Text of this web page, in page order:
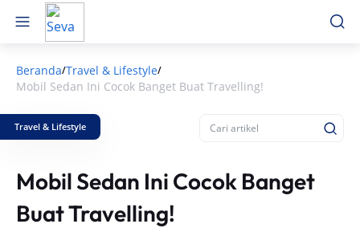
Beranda/Travel & Lifestyle/
Mobil Sedan Ini Cocok Banget Buat Travelling!
Travel & Lifestyle
Mobil Sedan Ini Cocok Banget
Buat Travelling!